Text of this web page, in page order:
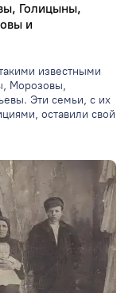
Голицыны,
и
известными
Морозовы,
Эти семьи, с их
оставили свой